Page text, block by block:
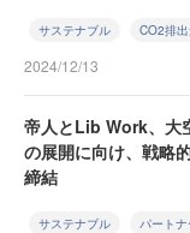
サステナブル CO2排
2024/12/13
帝人とLib Work、大
の展開に向け、戦略
締結
サステナブル パート